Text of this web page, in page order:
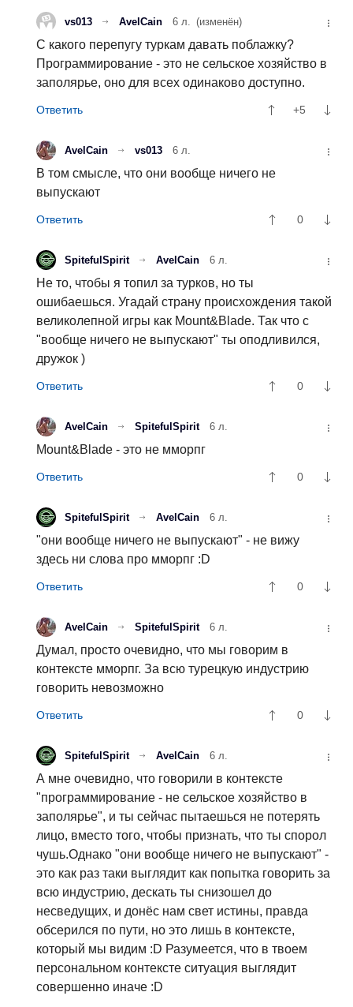
vs013 AvelCain 6 л. (изменён)
С какого перепугу туркам давать поблажку?
Программирование - это не сельское хозяйство в
заполярье, оно для всех одинаково доступно.
+5
AvelCain vs013 6 л.
В том смысле, что они вообще ничего не
выпускают
0
SpitefulSpirit AvelCain 6 л.
Не то, чтобы я топил за турков, но ты
ошибаешься. Угадай страну происхождения такой
великолепной игры как Mount&Blade. Так что с
"вообще ничего не выпускают" ты оподливился,
дружок )
0
AvelCain SpitefulSpirit 6 л.
Mount&Blade - это не мморпг
0
SpitefulSpirit AvelCain 6 л.
"они вообще ничего не выпускают" - не вижу
здесь ни слова про мморпг :D
0
AvelCain SpitefulSpirit 6 л.
Думал, просто очевидно, что мы говорим в
контексте мморпг. За всю турецкую индустрию
говорить невозможно
0
SpitefulSpirit AvelCain 6 л.
А мне очевидно, что говорили в контексте
"программирование - не сельское хозяйство в
заполярье", и ты сейчас пытаешься не потерять
лицо, вместо того, чтобы признать, что ты спорол
чушь.Однако "они вообще ничего не выпускают" -
это как раз таки выглядит как попытка говорить за
всю индустрию, дескать ты снизошел до
несведущих, и донёс нам свет истины, правда
обсерился по пути, но это лишь в контексте,
который мы видим :D Разумеется, что в твоем
персональном контексте ситуация выглядит
совершенно иначе :D